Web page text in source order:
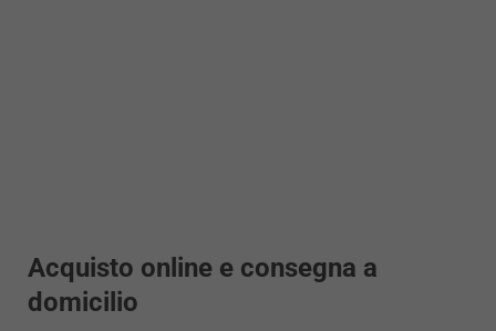
Acquisto online e consegna a
domicilio